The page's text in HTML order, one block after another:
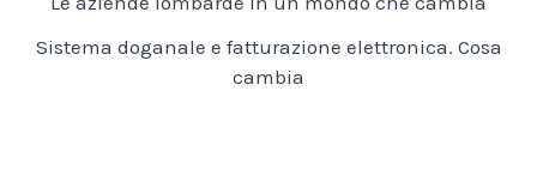
Sistema doganale e fatturazione elettronica. Cosa
cambia